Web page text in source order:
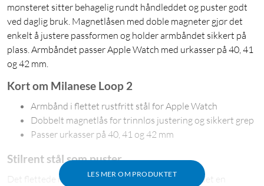
mønsteret sitter behagelig rundt håndleddet og puster godt
ved daglig bruk. Magnetlåsen med doble magneter gjør det
enkelt å justere passformen og holder armbåndet sikkert på
plass. Armbåndet passer Apple Watch med urkasser på 40, 41
og 42 mm.
LES MER OM PRODUKTET
Kort om Milanese Loop 2
Armbånd i flettet rustfritt stål for Apple Watch
Dobbelt magnetlås for trinnløs justering og sikkert grep
Passer urkasser på 40, 41 og 42 mm
Stilrent stål som puster
Det flettede mønsteret i rustfritt stål gir armbåndet en